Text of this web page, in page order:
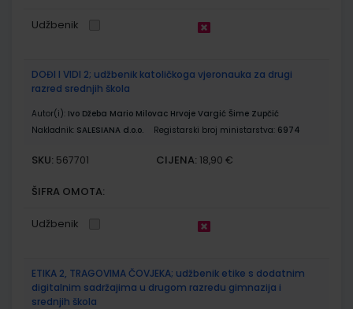
Udžbenik
DOĐI I VIDI 2; udžbenik katoličkoga vjeronauka za drugi
razred srednjih škola
Autor(i): Ivo Džeba Mario Milovac Hrvoje Vargić Šime Zupčić
Nakladnik: SALESIANA d.o.o. Registarski broj ministarstva: 6974
SKU: 567701 CIJENA: 18,90 €
ŠIFRA OMOTA:
Udžbenik
ETIKA 2, TRAGOVIMA ČOVJEKA; udžbenik etike s dodatnim
digitalnim sadržajima u drugom razredu gimnazija i
srednjih škola